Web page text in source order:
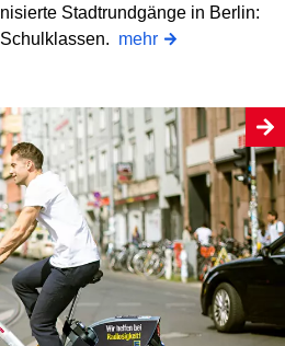
Stadtrundgänge in Berlin:
mehr